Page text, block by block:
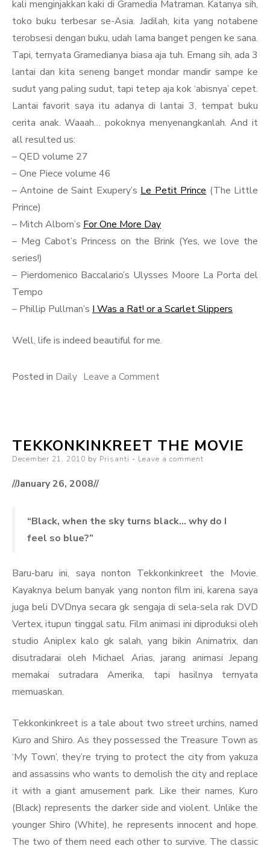
kali menginjakkan kaki di Gramedia Matraman. Katanya sih,
toko buku terbesar se-Asia. Jadilah, kita yang notabene
terobsesi dengan buku, udah lama banget pengen ke sana.
Tapi, ternyata Gramedianya biasa aja tuh. Emang sih, ada 3
lantai dan kita seneng banget mondar mandir sampe ke
sudut yang paling sudut, tapi tetep aja kok ‘abisnya’ cepet.
Lantai favorit saya itu adanya di lantai 3, tempat buku
cerita anak. Waaah… pokoknya menyenangkanlah. And it
all resulted us:
– QED volume 27
– One Piece volume 46
– Antoine de Saint Exupery’s Le Petit Prince (The Little
Prince)
– Mitch Albom’s For One More Day
– Meg Cabot’s Princess on the Brink (Yes, we love the
series!)
– Pierdomenico Baccalario’s Ulysses Moore La Porta del
Tempo
– Phillip Pullman’s I Was a Rat! or a Scarlet Slippers
Well, life is indeed beautiful for me.
Posted in Daily Leave a Commenton
TEKKONKINKREET THE MOVIE
Posted
December 21, 2010 by Prisanti Leave a comment
//January 26, 2008//
“Black, when the sky turns black… why do I
feel so blue?”
Baru-baru ini, saya nonton Tekkonkinkreet the Movie.
Kayaknya belum banyak yang nonton film ini, karena saya
juga beli DVDnya secara gk sengaja di sela-sela rak DVD
Vertex, itupun tinggal satu. Film animasi ini diproduksi oleh
studio Aniplex kalo gk salah, yang bikin Animatrix, dan
disutradarai oleh Michael Arias, jarang animasi Jepang
memakai sutradara Amerika, tapi hasilnya ternyata
memuaskan.
Tekkonkinkreet is a tale about two street urchins, named
Kuro and Shiro. As they possessed the Treasure Town as
‘My Town’, they’re trying to protect the city from yakuza
and assassins who wants to demolish the city and replace
it with a giant amusement park. Like their names, Kuro
(Black) represents the darker side and violent. Unlike the
younger Shiro (White), he represents innocent and hope.
The two of them need each other to survive. The classic